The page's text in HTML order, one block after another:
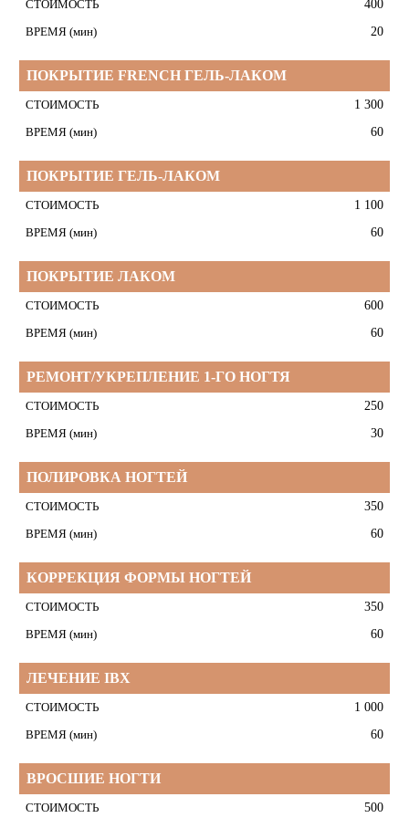
ВРЕМЯ
400
20
ПОКРЫТИЕ FRENCH ГЕЛЬ-ЛАКОМ
1 300
60
ПОКРЫТИЕ ГЕЛЬ-ЛАКОМ
1 100
60
ПОКРЫТИЕ ЛАКОМ
600
60
РЕМОНТ/УКРЕПЛЕНИЕ 1-ГО НОГТЯ
250
30
ПОЛИРОВКА НОГТЕЙ
350
60
КОРРЕКЦИЯ ФОРМЫ НОГТЕЙ
350
60
ЛЕЧЕНИЕ IBX
1 000
60
ВРОСШИЕ НОГТИ
500